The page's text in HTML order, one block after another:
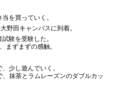
を買っていく。
野田キャンパスに到着。
験を受験した。
まずまずの感触。
少し遊んでいく。
、抹茶とラムレーズンのダブルカッ